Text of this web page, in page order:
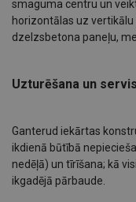
smaguma centru un
horizontālas uz vertikālu
dzelzsbetona paneļu,
Uzturēšana un
Ganterud iekārtas
ikdienā būtībā
nedēļā) un tīrīšana; kā
ikgadējā pārbaude.